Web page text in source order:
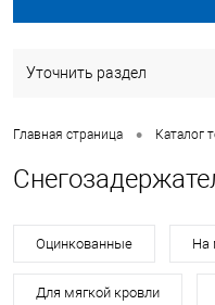
Уточнить раздел
Главная страница • Каталог
Оцинкованные На
Для мягкой кровли